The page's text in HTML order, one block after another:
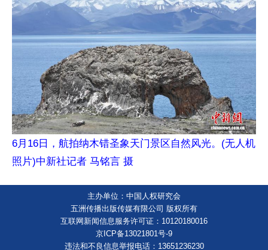
6月16日，航拍纳木错圣象天门景区自然风光。(无人机
照片)中新社记者 马铭言 摄
主办单位：中国人权研究会
五洲传播出版传媒有限公司 版权所有
互联网新闻信息服务许可证：10120180016
京ICP备13021801号-9
违法和不良信息举报电话：13651236230